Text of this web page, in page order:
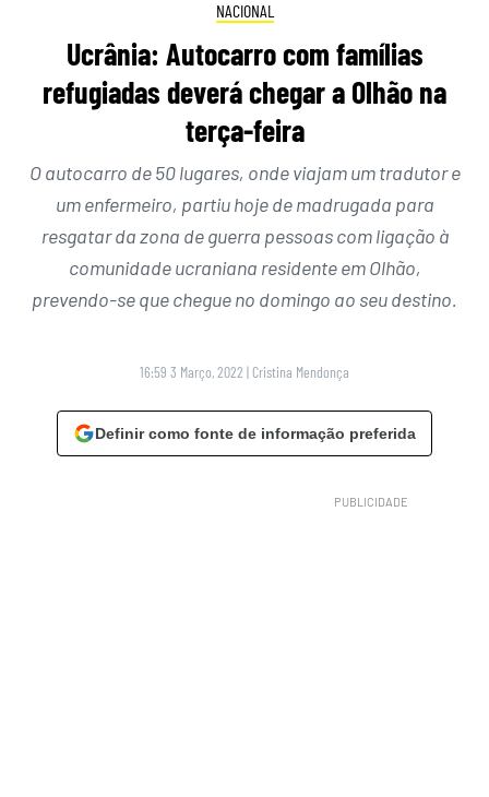
NACIONAL
Ucrânia: Autocarro com famílias
refugiadas deverá chegar a Olhão na
terça-feira
O autocarro de 50 lugares, onde viajam um tradutor e
um enfermeiro, partiu hoje de madrugada para
resgatar da zona de guerra pessoas com ligação à
comunidade ucraniana residente em Olhão,
prevendo-se que chegue no domingo ao seu destino.
16:59 3 Março, 2022 | Cristina Mendonça
Definir como fonte de informação preferida